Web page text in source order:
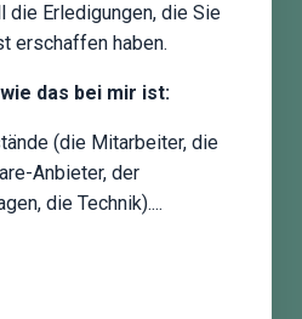
die Erledigungen, die Sie
erschaffen haben.
das bei mir ist:
(die Mitarbeiter, die
Anbieter, der
die Technik)....